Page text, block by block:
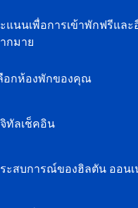
แนนเพื่อการเข้าพักฟรีและ
กมาย
อกห้องพักของคุณ
ทัลเช็คอิน
ะสบการณ์ของฮิลตัน ออนเ